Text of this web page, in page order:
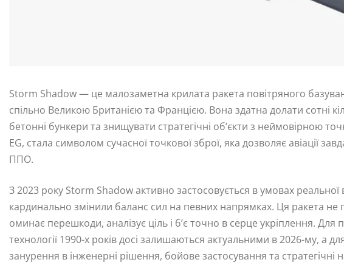
Storm Shadow — це малозаметна крилата ракета повітряного
спільно Великою Британією та Францією. Вона здатна долати сотні
бетонні бункери та знищувати стратегічні об’єкти з неймовірною
EG, стала символом сучасної точкової зброї, яка дозволяє авіації
ППО.
З 2023 року Storm Shadow активно застосовується в умовах реальної
кардинально змінили баланс сил на певних напрямках. Ця ракета
оминає перешкоди, аналізує ціль і б’є точно в серце укріплення. Для
технології 1990-х років досі залишаються актуальними в 2026-му, а
занурення в інженерні рішення, бойове застосування та стратегічні